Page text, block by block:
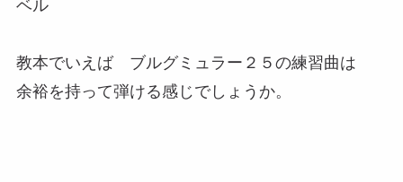
ベル
教本でいえば ブルグミュラー２５の練習曲は
余裕を持って弾ける感じでしょうか。